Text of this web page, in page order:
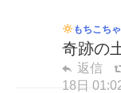
もちこち
奇跡の
返信
18日